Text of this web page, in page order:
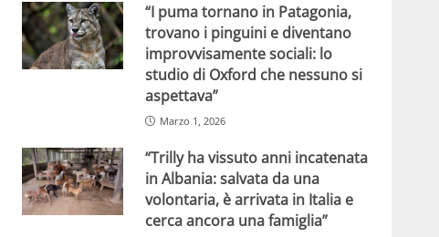
“I puma tornano in Patagonia,
trovano i pinguini e diventano
improvvisamente sociali: lo
studio di Oxford che nessuno si
aspettava”
Marzo 1, 2026
“Trilly ha vissuto anni incatenata
in Albania: salvata da una
volontaria, è arrivata in Italia e
cerca ancora una famiglia”